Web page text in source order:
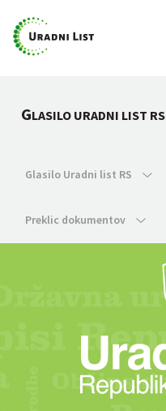
GLASILO URADNI LIST RS
Glasilo Uradni list RS
Preklic dokumentov